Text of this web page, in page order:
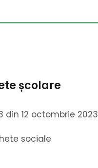
școlare
din 12 octombrie 2023
sociale